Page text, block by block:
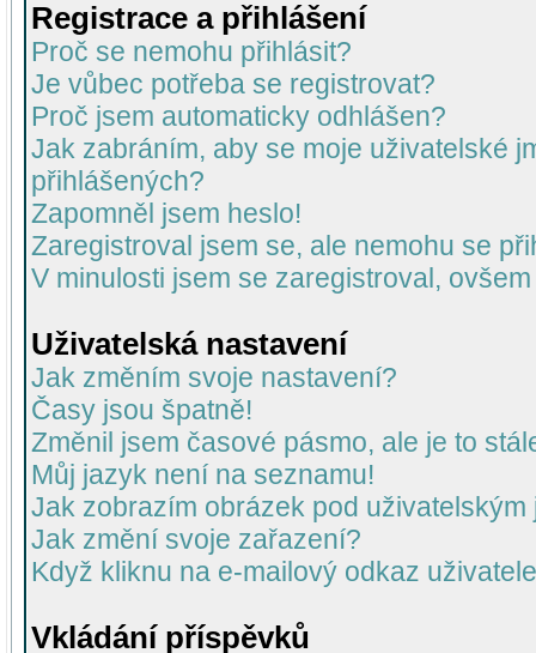
Registrace a přihlášení
Proč se nemohu přihlásit?
Je vůbec potřeba se registrovat?
Proč jsem automaticky odhlášen?
Jak zabráním, aby se moje uživatelské
přihlášených?
Zapomněl jsem heslo!
Zaregistroval jsem se, ale nemohu se
V minulosti jsem se zaregistroval,
Uživatelská nastavení
Jak změním svoje nastavení?
Časy jsou špatně!
Změnil jsem časové pásmo, ale je to
Můj jazyk není na seznamu!
Jak zobrazím obrázek pod uživatelským
Jak změní svoje zařazení?
Když kliknu na e-mailový odkaz
Vkládání příspěvků